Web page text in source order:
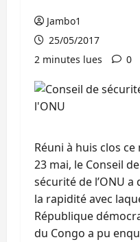
Jambo1
25/05/2017
2 minutes lues
0
Réuni à huis clos ce
23 mai, le Conseil de
sécurité de l’ONU a
la rapidité avec
République
du Congo a pu